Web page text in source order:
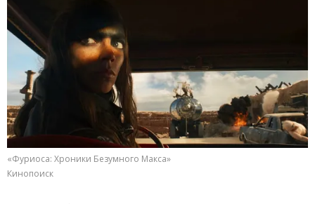
«Фуриоса: Хроники Безумного Макса»
Кинопоиск